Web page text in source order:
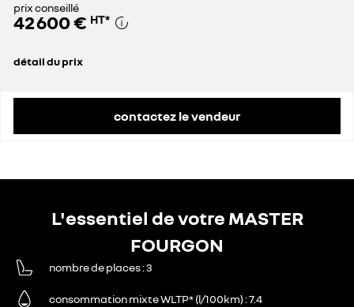
prix conseillé
42 600 € HT*
détail du prix
contactez le vendeur
L'essentiel de votre MASTER
FOURGON
nombre de places 3
consommation mixte WLTP* (l/100km) 7.4